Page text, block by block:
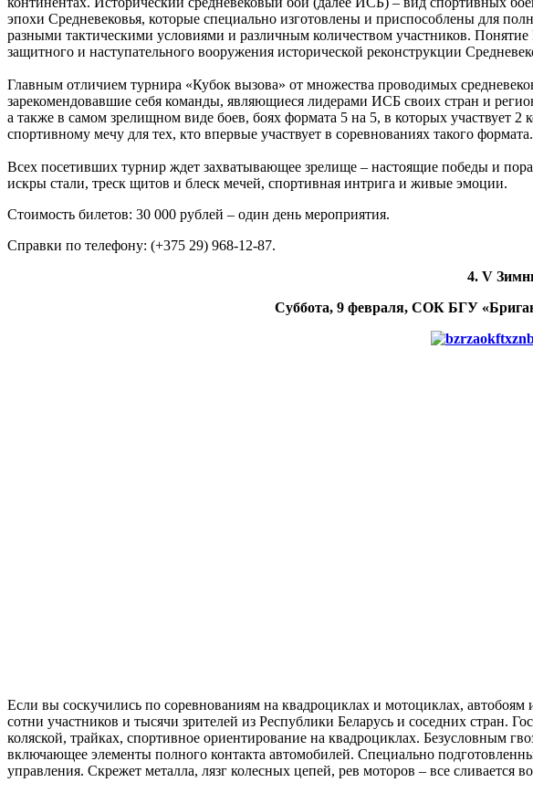
эпохи Средневековья, которые специально изготовлены и приспособлены для
разными тактическими условиями и различным количеством участников.
защитного и наступательного вооружения исторической реконструкции
Главным отличием турнира «Кубок вызова» от множества проводимых
зарекомендовавшие себя команды, являющиеся лидерами ИСБ своих стран и
а также в самом зрелищном виде боев, боях формата 5 на 5, в которых
спортивному мечу для тех, кто впервые участвует в соревнованиях такого формата.
Всех посетивших турнир ждет захватывающее зрелище – настоящие победы и
искры стали, треск щитов и блеск мечей, спортивная интрига и живые эмоции.
Стоимость билетов: 30 000 рублей – один день мероприятия.
Справки по телефону: (+375 29) 968-12-87.
4. V
Суббота, 9 февраля, СОК БГУ
Если вы соскучились по соревнованиям на квадроциклах и мотоциклах,
сотни участников и тысячи зрителей из Республики Беларусь и соседних стран.
коляской, трайках, спортивное ориентирование на квадроциклах. Безусловным
включающее элементы полного контакта автомобилей. Специально
управления. Скрежет металла, лязг колесных цепей, рев моторов – все сливается